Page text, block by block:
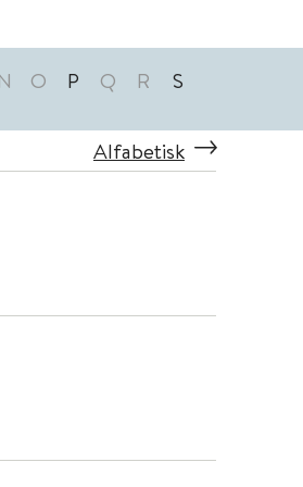
N O P Q R S
Alfabetisk